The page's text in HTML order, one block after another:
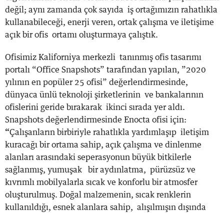
değil; aynı zamanda çok sayıda iş ortağımızın rahatlıkla
kullanabileceği, enerji veren, ortak çalışma ve iletişime
açık bir ofis ortamı oluşturmaya çalıştık.
Ofisimiz Kaliforniya merkezli tanınmış ofis tasarımı
portalı “Office Snapshots” tarafından yapılan, ”2020
yılının en popüler 25 ofisi” değerlendirmesinde,
dünyaca ünlü teknoloji şirketlerinin ve bankalarının
ofislerini geride bırakarak ikinci sırada yer aldı.
Snapshots değerlendirmesinde Enocta ofisi için:
“Çalışanların birbiriyle rahatlıkla yardımlaşıp iletişim
kuracağı bir ortama sahip, açık çalışma ve dinlenme
alanları arasındaki seperasyonun büyük bitkilerle
sağlanmış, yumuşak bir aydınlatma, pürüzsüz ve
kıvrımlı mobilyalarla sıcak ve konforlu bir atmosfer
oluşturulmuş. Doğal malzemenin, sıcak renklerin
kullanıldığı, esnek alanlara sahip, alışılmışın dışında